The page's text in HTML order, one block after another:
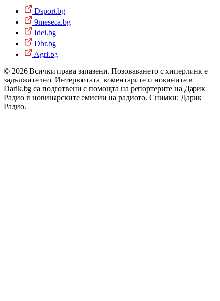
Dsport.bg
9meseca.bg
Idei.bg
Dbr.bg
Agri.bg
© 2026 Всички права запазени. Позоваването с хиперлинк е
задължително. Интервютата, коментарите и новините в
Darik.bg са подготвени с помощта на репортерите на Дарик
Радио и новинарските емисии на радиото. Снимки: Дарик
Радио.